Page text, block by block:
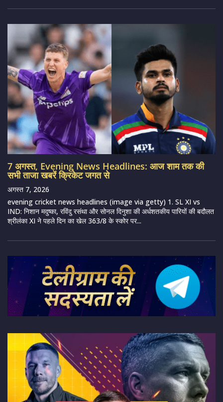
7 अगस्त, Evening News Headlines: आज शाम तक की
सभी ताजा खबरें क्रिकेट जगत से
अगस्त 7, 2026
evening cricket news headlines (image via getty) 1. SL XI vs
IND: निशान मदुष्का, रविंदु रसंथा और सोनल दिनुशा की अर्धशतकीय पारियों की बदौलत
श्रीलंका XI ने पहले दिन का खेल 363/8 के स्कोर पर...